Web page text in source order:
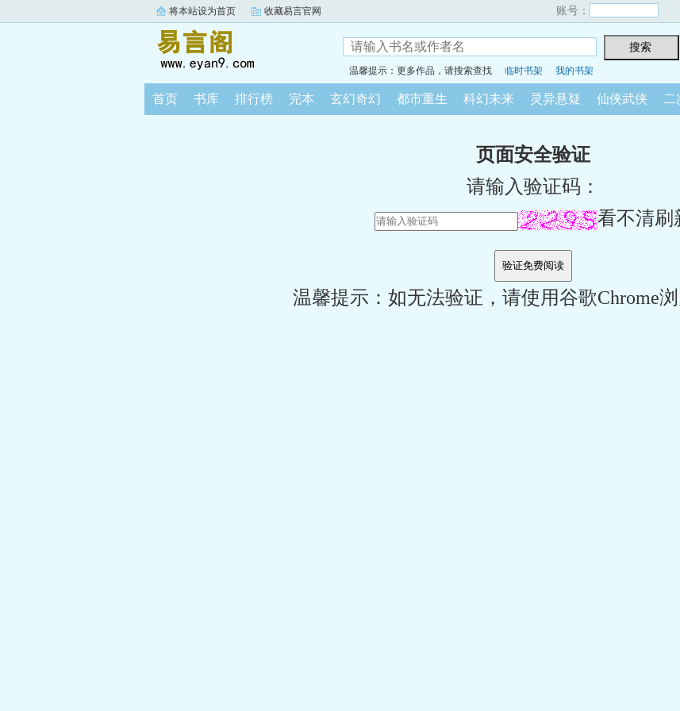
将本站设为首页 收藏易言官网 账号：
温馨提示：更多作品，请搜索查找 临时书架 我的书架
首页 书库 排行榜 完本 玄幻奇幻 都市重生 科幻未来 灵异悬疑 仙侠武侠 二
页面安全验证
请输入验证码：
看不清刷
温馨提示：如无法验证，请使用谷歌Chrome浏